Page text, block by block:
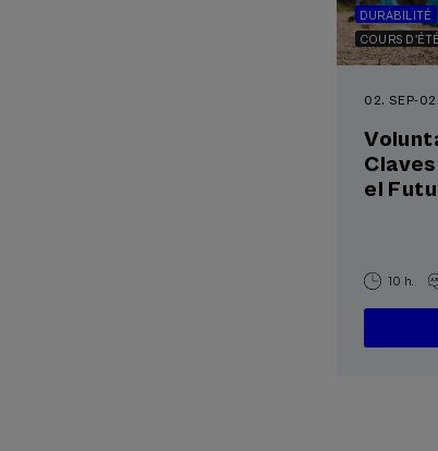
DURABILITÉ
COURS D'ÉTÉ
02. SEP-
el
10 h.